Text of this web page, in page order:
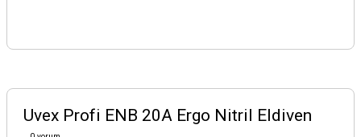
Uvex Profi ENB 20A Ergo Nitril Eldiven